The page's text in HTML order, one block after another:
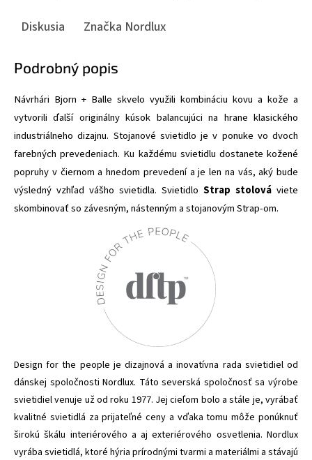
Diskusia
Značka Nordlux
Podrobný popis
Návrhári Bjorn + Balle skvelo využili kombináciu kovu a kože a
vytvorili ďalší originálny kúsok balancujúci na hrane klasického
industriálneho dizajnu. Stojanové svietidlo je v ponuke vo dvoch
farebných prevedeniach. Ku každému svietidlu dostanete kožené
popruhy v čiernom a hnedom prevedení a je len na vás, aký bude
výsledný vzhľad vášho svietidla. Svietidlo Strap stolová viete
skombinovať so závesným, nástenným a stojanovým Strap-om.
Design for the people je dizajnová a inovatívna rada svietidiel od
dánskej spoločnosti Nordlux. Táto severská spoločnosť sa výrobe
svietidiel venuje už od roku 1977. Jej cieľom bolo a stále je, vyrábať
kvalitné svietidlá za prijateľné ceny a vďaka tomu môže ponúknuť
širokú škálu interiérového a aj exteriérového osvetlenia. Nordlux
vyrába svietidlá, ktoré hýria prírodnými tvarmi a materiálmi a stávajú